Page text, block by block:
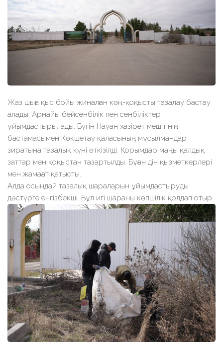
Жаз шыға қыс бойы жиналған көң-қоқысты тазалау бастау
алады. Арнайы бейсенбілік пен сенбіліктер
ұйымдастырылады. Бүгін Науан хазірет мешітінің
бастамасымен Көкшетау қаласының мұсылмандар
зиратына тазалық күні өткізілді. Қорымдар маңы қалдық
заттар мен қоқыстан тазартылды. Бұған дін қызметкерлері
мен жамағат қатысты.
Алда осындай тазалық шараларын ұйымдастыруды
дәстүрге енгізбекші. Бұл игі шараны көпшілік қолдап отыр.